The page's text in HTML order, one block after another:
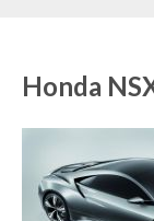
Honda